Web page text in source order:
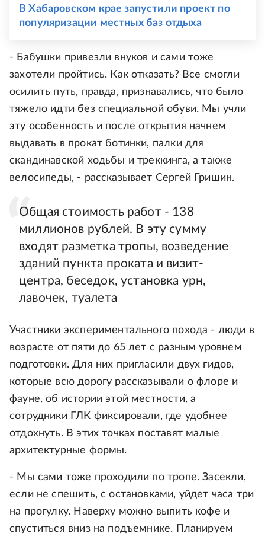
В Хабаровском крае запустили проект по
популяризации местных баз отдыха
- Бабушки привезли внуков и сами тоже
захотели пройтись. Как отказать? Все смогли
осилить путь, правда, признавались, что было
тяжело идти без специальной обуви. Мы учли
эту особенность и после открытия начнем
выдавать в прокат ботинки, палки для
скандинавской ходьбы и треккинга, а также
велосипеды, - рассказывает Сергей Гришин.
Общая стоимость работ - 138
миллионов рублей. В эту сумму
входят разметка тропы, возведение
зданий пункта проката и визит-
центра, беседок, установка урн,
лавочек, туалета
Участники экспериментального похода - люди в
возрасте от пяти до 65 лет с разным уровнем
подготовки. Для них пригласили двух гидов,
которые всю дорогу рассказывали о флоре и
фауне, об истории этой местности, а
сотрудники ГЛК фиксировали, где удобнее
отдохнуть. В этих точках поставят малые
архитектурные формы.
- Мы сами тоже проходили по тропе. Засекли,
если не спешить, с остановками, уйдет часа три
на прогулку. Наверху можно выпить кофе и
спуститься вниз на подъемнике. Планируем